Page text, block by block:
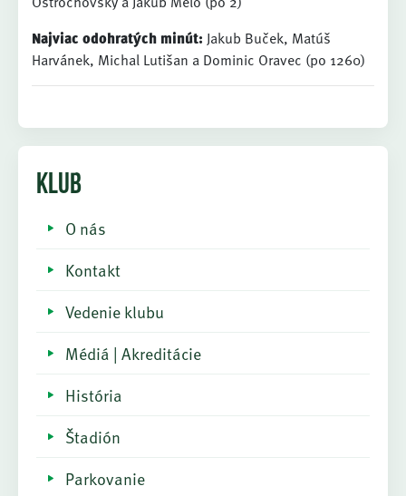
Najviac odohratých minút: Jakub Buček, Matúš
Harvánek, Michal Lutišan a Dominic Oravec (po 1260)
KLUB
O nás
Kontakt
Vedenie klubu
Médiá | Akreditácie
História
Štadión
Parkovanie